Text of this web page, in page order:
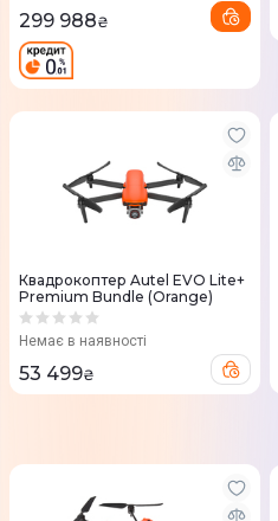
299 988₴
Квадрокоптер Autel EVO Lite+
Premium Bundle (Orange)
Немає в наявності
53 499₴